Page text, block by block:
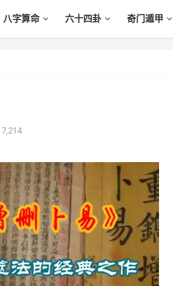
八字算命 六十四卦 奇门遁甲